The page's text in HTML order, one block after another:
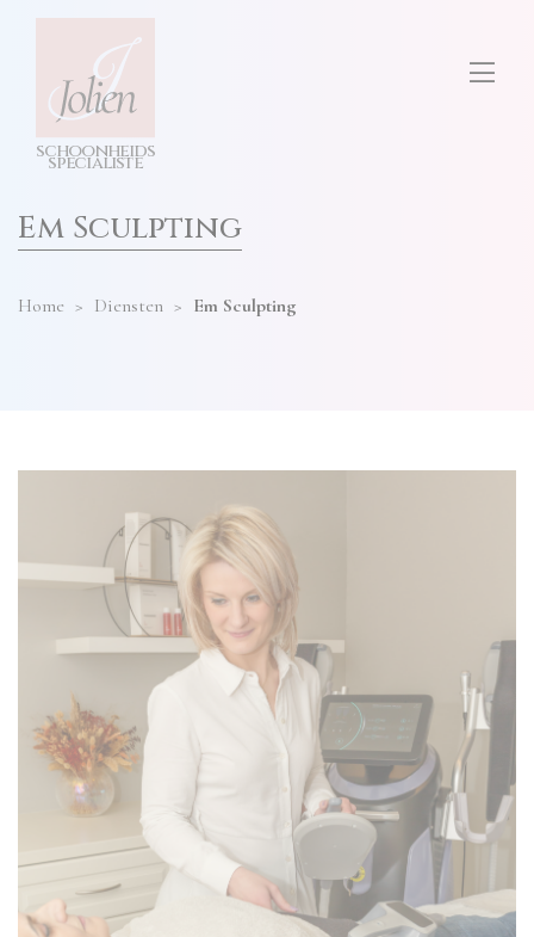
schoonheids
specialiste
invullen
Em Sculpting
Home > Diensten > Em Sculpting